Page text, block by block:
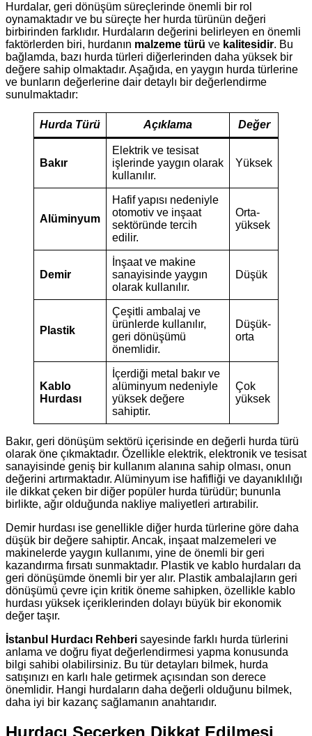
Hurdalar, geri dönüşüm süreçlerinde önemli bir rol
oynamaktadır ve bu süreçte her hurda türünün değeri
birbirinden farklıdır. Hurdaların değerini belirleyen en önemli
faktörlerden biri, hurdanın malzeme türü ve kalitesidir. Bu
bağlamda, bazı hurda türleri diğerlerinden daha yüksek bir
değere sahip olmaktadır. Aşağıda, en yaygın hurda türlerine
ve bunların değerlerine dair detaylı bir değerlendirme
sunulmaktadır:
Hurda Türü Açıklama Değer
Bakır
Elektrik ve tesisat
işlerinde yaygın olarak
kullanılır.
Yüksek
Alüminyum
Hafif yapısı nedeniyle
otomotiv ve inşaat
sektöründe tercih
edilir.
Orta-
yüksek
Demir
İnşaat ve makine
sanayisinde yaygın
olarak kullanılır.
Düşük
Plastik
Çeşitli ambalaj ve
ürünlerde kullanılır,
geri dönüşümü
önemlidir.
Düşük-
orta
Kablo
Hurdası
İçerdiği metal bakır ve
alüminyum nedeniyle
yüksek değere
sahiptir.
Çok
yüksek
Bakır, geri dönüşüm sektörü içerisinde en değerli hurda türü
olarak öne çıkmaktadır. Özellikle elektrik, elektronik ve tesisat
sanayisinde geniş bir kullanım alanına sahip olması, onun
değerini artırmaktadır. Alüminyum ise hafifliği ve dayanıklılığı
ile dikkat çeken bir diğer popüler hurda türüdür; bununla
birlikte, ağır olduğunda nakliye maliyetleri artırabilir.
Demir hurdası ise genellikle diğer hurda türlerine göre daha
düşük bir değere sahiptir. Ancak, inşaat malzemeleri ve
makinelerde yaygın kullanımı, yine de önemli bir geri
kazandırma fırsatı sunmaktadır. Plastik ve kablo hurdaları da
geri dönüşümde önemli bir yer alır. Plastik ambalajların geri
dönüşümü çevre için kritik öneme sahipken, özellikle kablo
hurdası yüksek içeriklerinden dolayı büyük bir ekonomik
değer taşır.
İstanbul Hurdacı Rehberi sayesinde farklı hurda türlerini
anlama ve doğru fiyat değerlendirmesi yapma konusunda
bilgi sahibi olabilirsiniz. Bu tür detayları bilmek, hurda
satışınızı en karlı hale getirmek açısından son derece
önemlidir. Hangi hurdaların daha değerli olduğunu bilmek,
daha iyi bir kazanç sağlamanın anahtarıdır.